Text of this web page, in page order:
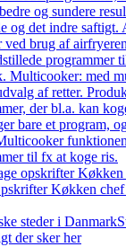
og sundere
og det indre
ved brug af
programmer
Multicooker: med
af retter.
der bl.a. kan
bare et program,
til fx at koge ris.
opskrifter
Køkken
steder i Danmark
der sker her